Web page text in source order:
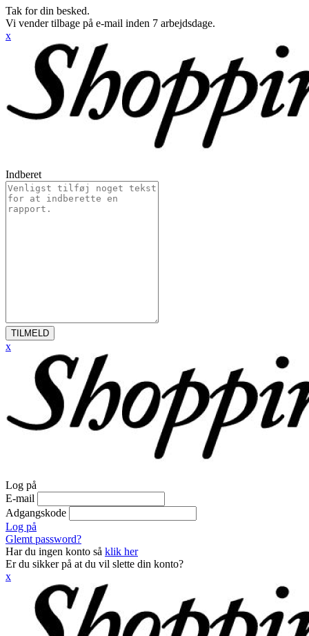
Tak for din besked.
Vi vender tilbage på e-mail inden 7 arbejdsdage.
x
Indberet
TILMELD
x
Log på
E-mail
Adgangskode
Log på
Glemt password?
Har du ingen konto så klik her
Er du sikker på at du vil slette din konto?
x